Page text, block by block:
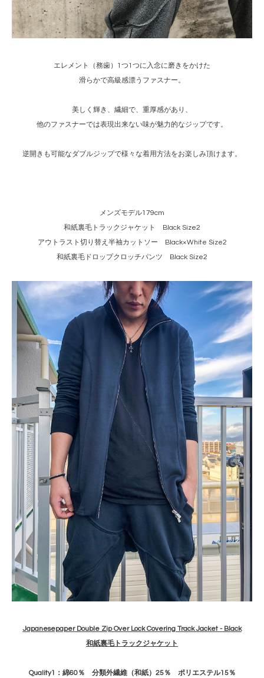
エレメント（務歯）1つ1つに入念に磨きをかけた
滑らかで高級感漂うファスナー。
美しく輝き、繊細で、重厚感があり、
他のファスナーでは表現出来ない味が魅力的なジップです。
逆開きも可能なダブルジップで様々な着用方法をお楽しみ頂けます。
メンズモデル179cm
和紙裏毛トラックジャケット Black Size2
アウトラスト切り替え半袖カットソー Black×White Size2
和紙裏毛ドロップクロッチパンツ Black Size2
Japanesepaper Double Zip Over Lock Covering Track Jacket - Black
和紙裏毛トラックジャケット
Quality1：綿60％ 分類外繊維（和紙）25％ ポリエステル15％